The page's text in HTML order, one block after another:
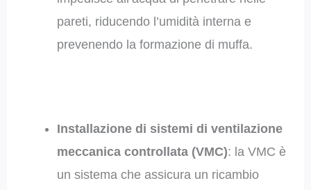
pareti, riducendo l’umidità interna e
prevenendo la formazione di muffa.
Installazione di sistemi di ventilazione
meccanica controllata (VMC): la VMC è
un sistema che assicura un ricambio